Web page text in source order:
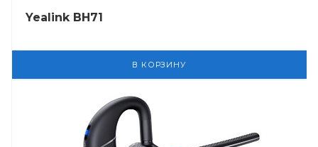
Yealink BH71
В КОРЗИНУ